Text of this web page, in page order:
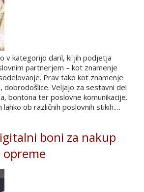
v kategorijo daril, ki jih podjetja
partnerjem – kot znamenje
Prav tako kot znamenje
Veljajo za sestavni del
bontona ter poslovne komunikacije.
ob različnih poslovnih stikih.…
boni za nakup